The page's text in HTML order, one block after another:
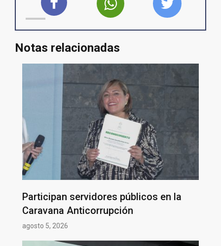
Notas relacionadas
Participan servidores públicos en la
Caravana Anticorrupción
agosto 5, 2026